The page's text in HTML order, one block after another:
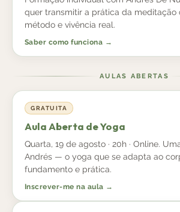
quer transmitir a prática da meditação
método e vivência real.
Saber como funciona →
AULAS ABERTAS
GRATUITA
Aula Aberta de Yoga
Quarta, 19 de agosto · 20h · Online.
Andrés — o yoga que se adapta ao
fundamento e prática.
Inscrever-me na aula →